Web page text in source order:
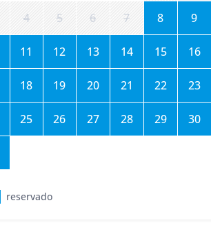
4 5 6 7 8 9
11 12 13 14 15 16
18 19 20 21 22 23
25 26 27 28 29 30
reservado